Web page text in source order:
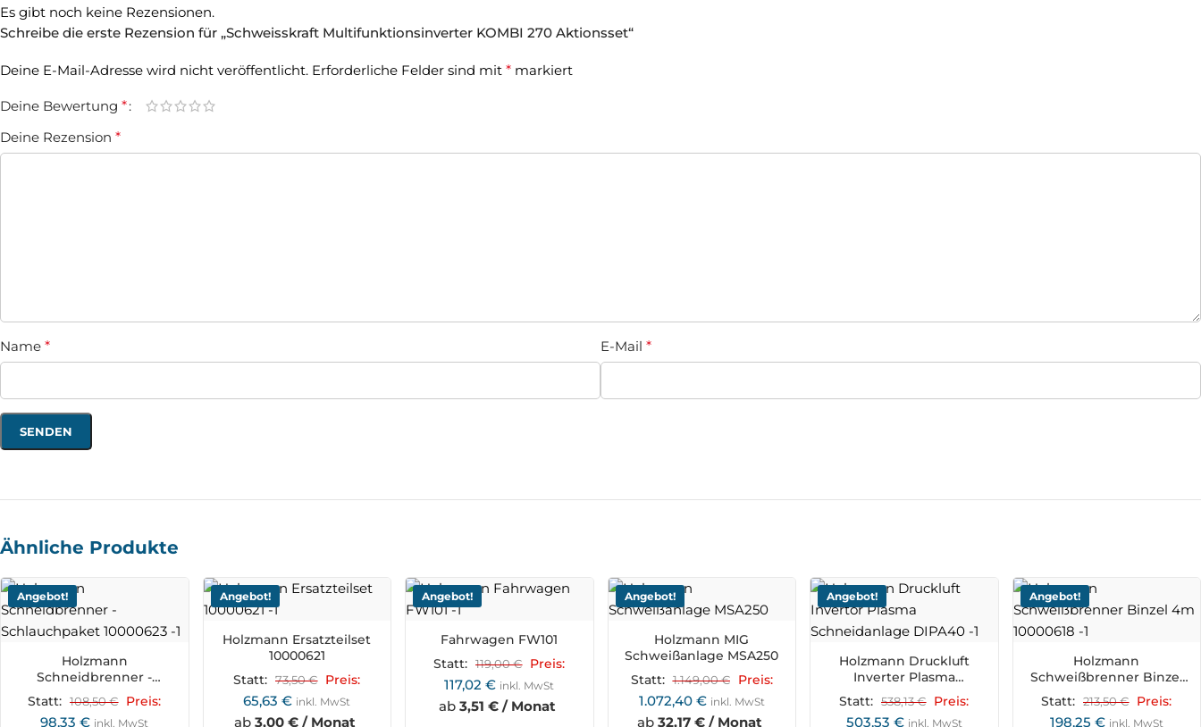
Es gibt noch keine Rezensionen.
Schreibe die erste Rezension für „Schweisskraft Multifunktionsinverter KOMBI 270 Aktionsset“
Deine E-Mail-Adresse wird nicht veröffentlicht. Erforderliche Felder sind mit * markiert
Deine Bewertung *
Deine Rezension *
Name * E-Mail *
Ähnliche Produkte
Angebot!
Holzmann
Schneidbrenner -
Schlauchpaket 10000623
Statt: 108,50€ Preis:
98,33€ inkl. MwSt
Angebot!
Holzmann Ersatzteilset
10000621
Statt: 73,50€ Preis:
65,63€ inkl. MwSt
ab3,00 € / Monat
Angebot!
Fahrwagen FW101
Statt: 119,00€ Preis:
117,02€ inkl. MwSt
ab3,51 € / Monat
Angebot!
Holzmann MIG
Schweißanlage MSA250
Statt: 1.149,00€ Preis:
1.072,40 € inkl. MwSt
ab32,17 € / Monat
Angebot!
Holzmann Druckluft
Inverter Plasma
Schneidanlage DIPA40
Statt: 538,13€ Preis:
503,53 € inkl. MwSt
Angebot!
Holzmann
Schweißbrenner Binzel
4m 10000618
Statt: 213,50€ Preis:
198,25 € inkl. MwSt